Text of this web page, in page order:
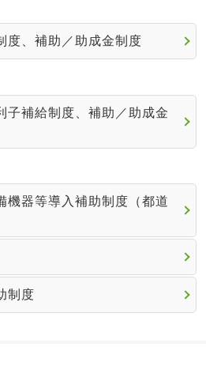
度、補助／助成金制度
子補給制度、補助／助成金
機器等導入補助制度（都道
制度